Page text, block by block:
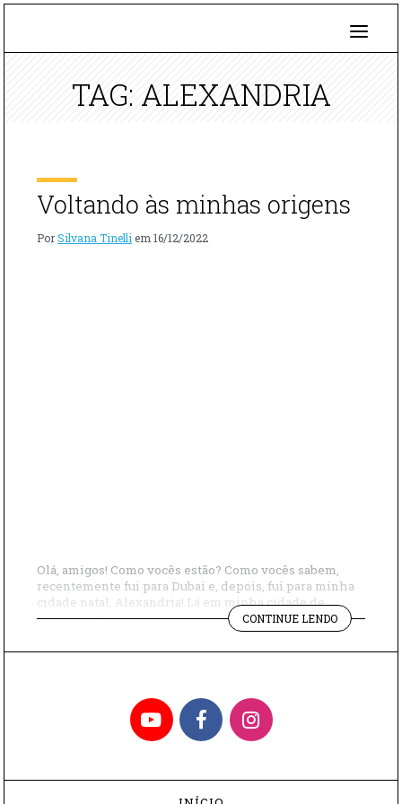
TAG: ALEXANDRIA
Voltando às minhas origens
PorSilvana Tinelli em 16/12/2022
Olá, amigos! Como vocês estão? Como vocês sabem,
recentemente fui para Dubai e, depois, fui para minha
cidade natal, Alexandria! Lá em minha cidade de
nascimento, quis visitar meu antigo apartamento.
Depois de dois dias tentando e tentando, com a ajuda
dos vizinhos, consegui entrar no apartamento e, como
CONTINUE LENDO"VOLTANDO
ÀS
MINHAS
YouTubeFacebookInstagram